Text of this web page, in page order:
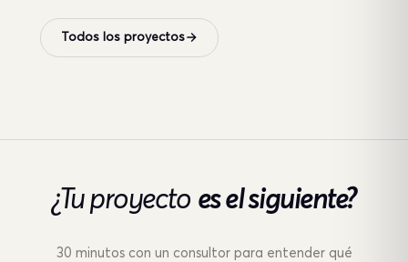
Todos los proyectos
¿Tu proyecto es el siguiente?
30 minutos con un consultor para entender qué